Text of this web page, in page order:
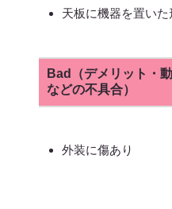
天板に機器を置いた
Bad（デメリット・
などの不具合）
外装に傷あり